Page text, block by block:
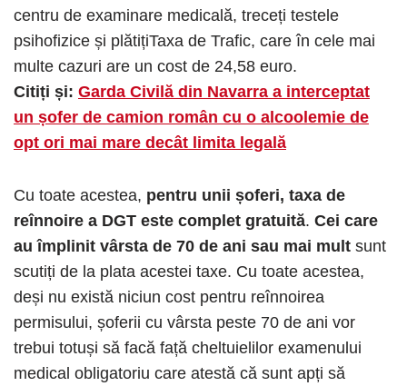
centru de examinare medicală, treceți testele
psihofizice și plătițiTaxa de Trafic, care în cele mai
multe cazuri are un cost de 24,58 euro.
Citiți și: Garda Civilă din Navarra a interceptat
un șofer de camion român cu o alcoolemie de
opt ori mai mare decât limita legală
Cu toate acestea, pentru unii șoferi, taxa de
reînnoire a DGT este complet gratuită. Cei care
au împlinit vârsta de 70 de ani sau mai mult sunt
scutiți de la plata acestei taxe. Cu toate acestea,
deși nu există niciun cost pentru reînnoirea
permisului, șoferii cu vârsta peste 70 de ani vor
trebui totuși să facă față cheltuielilor examenului
medical obligatoriu care atestă că sunt apți să